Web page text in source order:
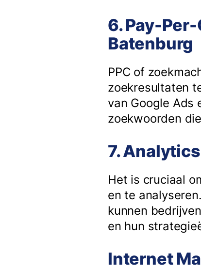
6. Pay-
Batenburg
PPC of
zoekresultaten
van Google Ads
zoekwoorden
7.
Het is cruciaal
en te
kunnen
en hun
Internet